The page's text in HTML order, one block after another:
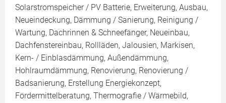
Solarstromspeicher / PV Batterie, Erweiterung, Ausbau,
Neueindeckung, Dämmung / Sanierung, Reinigung /
Wartung, Dachrinnen & Schneefänger, Neueinbau,
Dachfenstereinbau, Rollläden, Jalousien, Markisen,
Kern- / Einblasdämmung, Außendämmung,
Hohlraumdämmung, Renovierung, Renovierung /
Badsanierung, Erstellung Energiekonzept,
Fördermittelberatung, Thermografie / Wärmebild,